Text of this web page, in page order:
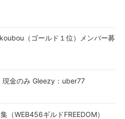
（ゴールド１位）メンバー募
現金のみ Gleezy：uber77
（WEB456ギルドFREEDOM）